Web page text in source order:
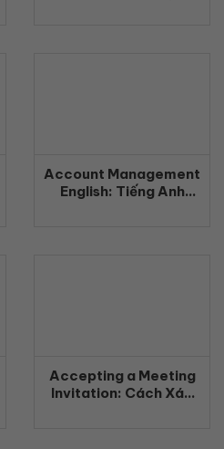
Account Management
English: Tiếng Anh
Accepting a Meeting
Invitation: Cách Xác